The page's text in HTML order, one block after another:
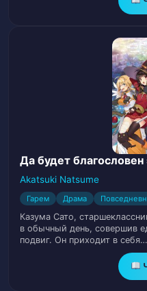
Глава 30.
Глава 31.
Возможности
33 Глава 32.
34 Глава 33.
35
Глава 34.
Королевского
Глава 35. Новый
Да будет
Akatsuki Natsume
Гарем Драма
Казума Сато,
в обычный день, совершив
подвиг. Он приходит в себя…